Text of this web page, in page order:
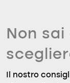
Non
Il nostro